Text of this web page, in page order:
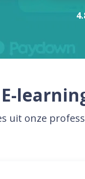
E-
uit onze